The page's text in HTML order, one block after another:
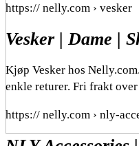
https:// nelly.com › vesker
Vesker | Dame |
Kjøp Vesker hos
enkle returer. Fri frakt
https:// nelly.com › nly-